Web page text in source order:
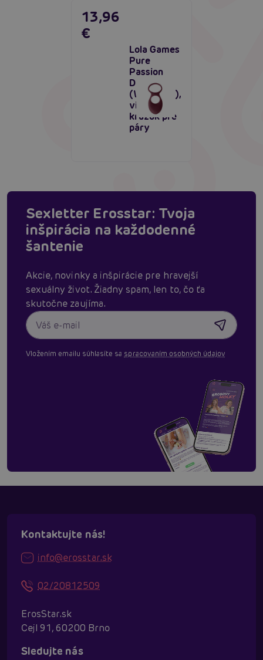
Lola Games
Pure
Passion
Daydream
(Wine Red),
vibračný
krúžok pre
páry
13,96
€
Sexletter Erosstar: Tvoja
inšpirácia na každodenné
šantenie
Akcie, novinky a inšpirácie pre hravejší
sexuálny život. Žiadny spam, len to, čo ťa
skutočne zaujíma.
Vložením emailu súhlasíte sa spracovaním osobných údajov
Kontaktujte nás!
info@erosstar.sk
02/20812509
ErosStar.sk
Cejl 91, 60200 Brno
Sledujte nás